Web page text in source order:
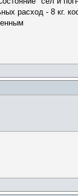
расход - 8 кг.